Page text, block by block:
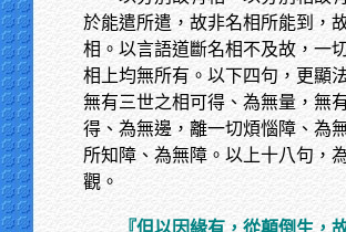
於能遣所遣，故非名相所能到，
相。以言語道斷名相不及故，一
相上均無所有。以下四句，更顯
無有三世之相可得、為無量，無
得、為無邊，離一切煩惱障、為
所知障、為無障。以上十八句，
觀。
『但以因緣有，從顛倒生，